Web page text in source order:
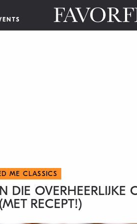
ME CLASSICS
DIE OVERHEERLIJKE
RECEPT!)